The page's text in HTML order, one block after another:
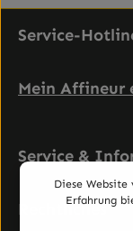
Service-
Mein Affineur
Service &
Rechtliches
Diese Website
Erfahrung